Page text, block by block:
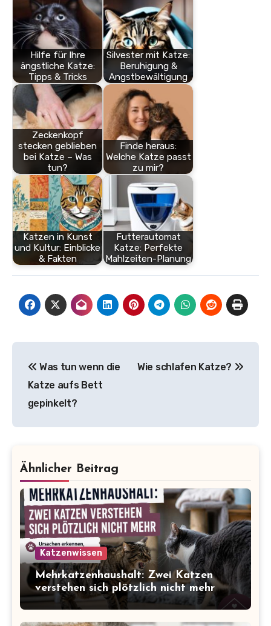
Hilfe für Ihre
ängstliche Katze:
Tipps & Tricks
Silvester mit Katze:
Beruhigung &
Angstbewältigung
Zeckenkopf
stecken geblieben
bei Katze – Was
tun?
Finde heraus:
Welche Katze passt
zu mir?
Katzen in Kunst
und Kultur: Einblicke
& Fakten
Futterautomat
Katze: Perfekte
Mahlzeiten-Planung
Was tun wenn die
Katze aufs Bett
gepinkelt?
Wie schlafen Katze?
Ähnlicher Beitrag
Katzenwissen
Mehrkatzenhaushalt: Zwei Katzen
verstehen sich plötzlich nicht mehr